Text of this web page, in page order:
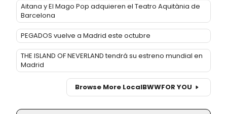
Aitana y El Mago Pop adquieren el Teatro Aquitània de
Barcelona
PEGADOS vuelve a Madrid este octubre
THE ISLAND OF NEVERLAND tendrá su estreno mundial en
Madrid
Browse More LocalBWWFOR YOU